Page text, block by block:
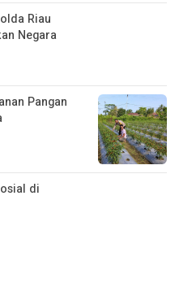
Riau
Negara
Pangan
di